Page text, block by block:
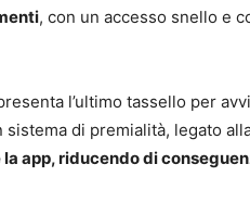
, con un accesso snello e
l’ultimo tassello per
di premialità, legato
app, riducendo di